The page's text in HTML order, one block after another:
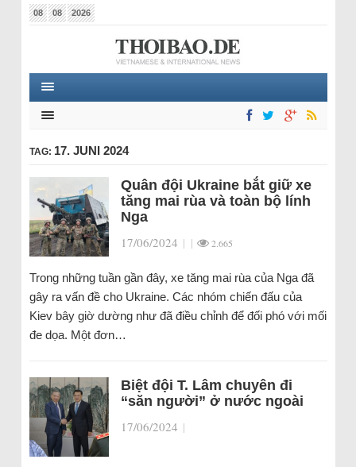
08 08 2026
TAG: 17. JUNI 2024
Quân đội Ukraine bắt giữ xe
tăng mai rùa và toàn bộ lính
Nga
17/06/2024 | | 2.665
Trong những tuần gần đây, xe tăng mai rùa của Nga đã
gây ra vấn đề cho Ukraine. Các nhóm chiến đấu của
Kiev bây giờ dường như đã điều chỉnh để đối phó với mối
đe dọa. Một đơn…
Biệt đội T. Lâm chuyên đi
“săn người” ở nước ngoài
17/06/2024 |